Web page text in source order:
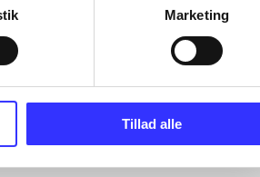
Marketing
Tillad alle